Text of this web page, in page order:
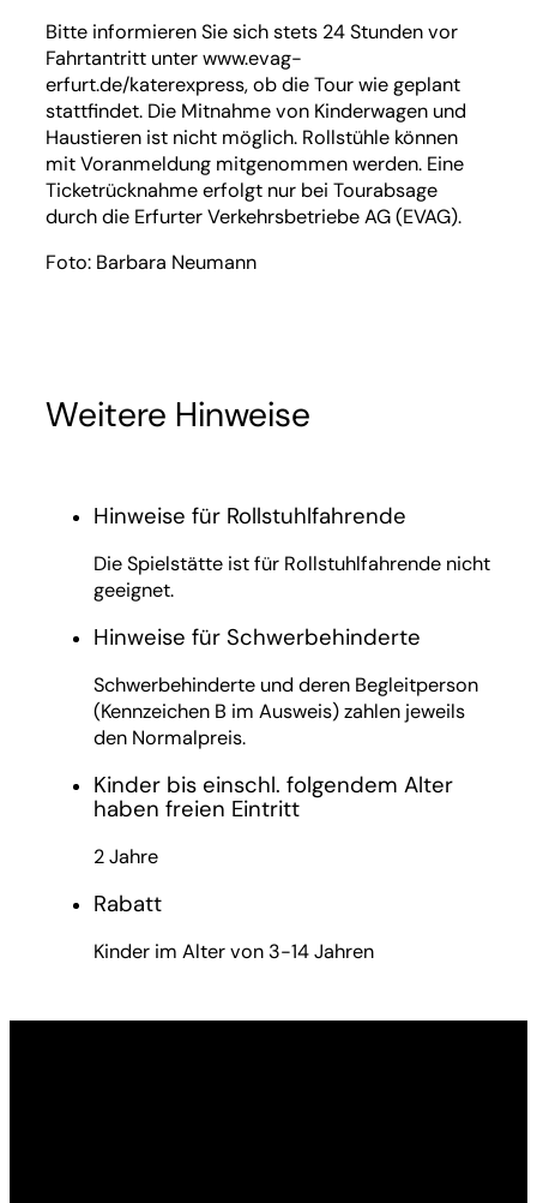
Bitte informieren Sie sich stets 24 Stunden vor
Fahrtantritt unter www.evag-
erfurt.de/katerexpress, ob die Tour wie geplant
stattfindet. Die Mitnahme von Kinderwagen und
Haustieren ist nicht möglich. Rollstühle können
mit Voranmeldung mitgenommen werden. Eine
Ticketrücknahme erfolgt nur bei Tourabsage
durch die Erfurter Verkehrsbetriebe AG (EVAG).
Foto: Barbara Neumann
Weitere Hinweise
Hinweise für Rollstuhlfahrende
Die Spielstätte ist für Rollstuhlfahrende nicht
geeignet.
Hinweise für Schwerbehinderte
Schwerbehinderte und deren Begleitperson
(Kennzeichen B im Ausweis) zahlen jeweils
den Normalpreis.
Kinder bis einschl. folgendem Alter
haben freien Eintritt
2 Jahre
Rabatt
Kinder im Alter von 3-14 Jahren